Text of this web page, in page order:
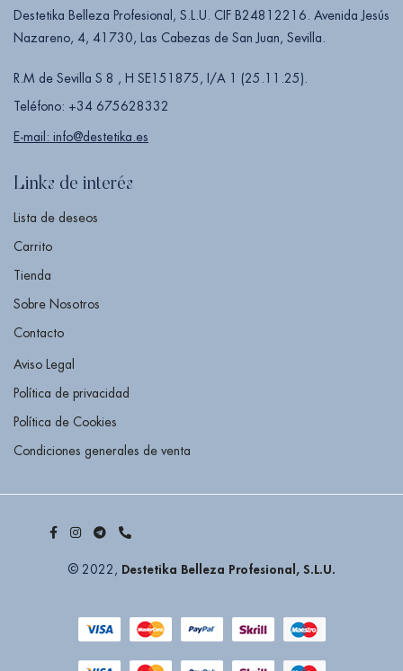
Destetika Belleza Profesional, S.L.U. CIF B24812216. Avenida Jesús
Nazareno, 4, 41730, Las Cabezas de San Juan, Sevilla.
R.M de Sevilla S 8 , H SE151875, I/A 1 (25.11.25).
Teléfono: +34 675628332
E-mail: info@destetika.es
Links de interés
Lista de deseos
Carrito
Tienda
Sobre Nosotros
Contacto
Aviso Legal
Política de privacidad
Política de Cookies
Condiciones generales de venta
© 2022, Destetika Belleza Profesional, S.L.U.